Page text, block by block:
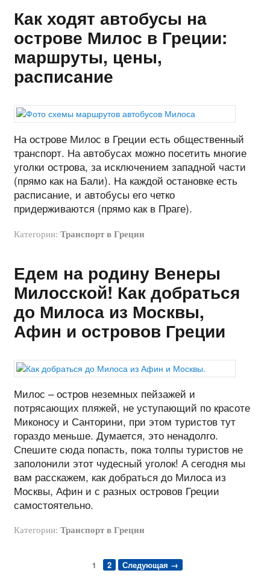
Как ходят автобусы на
острове Милос в Греции:
маршруты, цены,
расписание
На острове Милос в Греции есть общественный
транспорт. На автобусах можно посетить многие
уголки острова, за исключением западной части
(прямо как на Бали). На каждой остановке есть
расписание, и автобусы его четко
придерживаются (прямо как в Праге).
Категории: Транспорт в Греции
Едем на родину Венеры
Милосской! Как добраться
до Милоса из Москвы,
Афин и островов Греции
Милос – остров неземных пейзажей и
потрясающих пляжей, не уступающий по красоте
Миконосу и Санторини, при этом туристов тут
гораздо меньше. Думается, это ненадолго.
Спешите сюда попасть, пока толпы туристов не
заполонили этот чудесный уголок! А сегодня мы
вам расскажем, как добраться до Милоса из
Москвы, Афин и с разных островов Греции
самостоятельно.
Категории: Транспорт в Греции
1 2 Следующая →